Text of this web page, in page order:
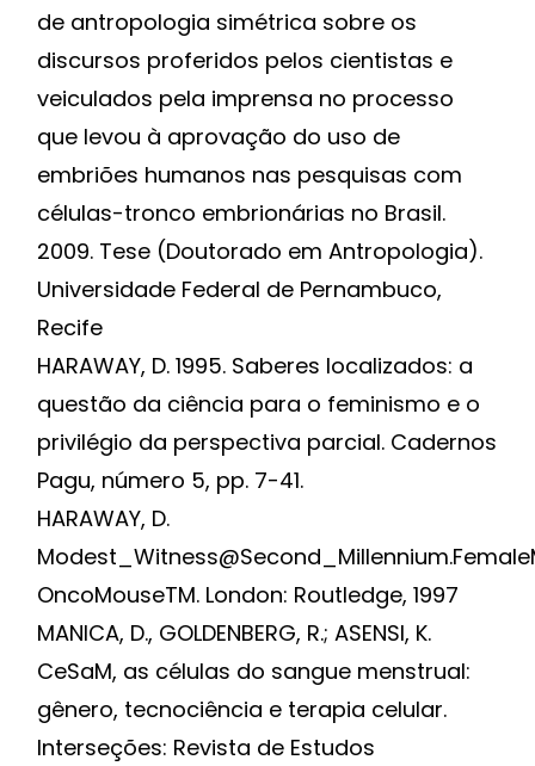
de antropologia simétrica sobre os
discursos proferidos pelos cientistas e
veiculados pela imprensa no processo
que levou à aprovação do uso de
embriões humanos nas pesquisas com
células-tronco embrionárias no Brasil.
2009. Tese (Doutorado em Antropologia).
Universidade Federal de Pernambuco,
Recife
HARAWAY, D. 1995. Saberes localizados: a
questão da ciência para o feminismo e o
privilégio da perspectiva parcial. Cadernos
Pagu, número 5, pp. 7-41.
HARAWAY, D.
OncoMouseTM. London: Routledge, 1997
MANICA, D., GOLDENBERG, R.; ASENSI, K.
CeSaM, as células do sangue menstrual:
gênero, tecnociência e terapia celular.
Interseções: Revista de Estudos